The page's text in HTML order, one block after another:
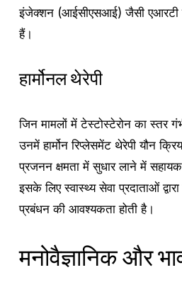
इंजेक्शन (आईसीएसआई) जैसी एआरटी
हैं।
हार्मोनल थेरेपी
जिन मामलों में टेस्टोस्टेरोन का स्तर
उनमें हार्मोन रिप्लेसमेंट थेरेपी यौन
प्रजनन क्षमता में सुधार लाने में
इसके लिए स्वास्थ्य सेवा प्रदाताओं
प्रबंधन की आवश्यकता होती है।
मनोवैज्ञानिक और